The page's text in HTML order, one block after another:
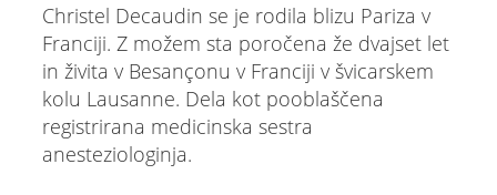
Christel Decaudin se je rodila blizu Pariza v
Franciji. Z možem sta poročena že dvajset let
in živita v Besançonu v Franciji v švicarskem
kolu Lausanne. Dela kot pooblaščena
registrirana medicinska sestra
anesteziologinja.